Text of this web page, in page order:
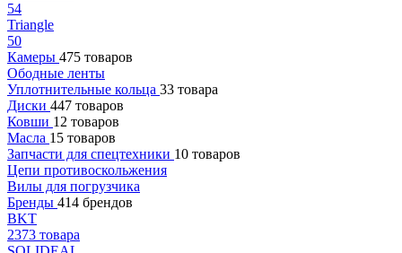
54
Triangle
50
Камеры 475 товаров
Ободные ленты
Уплотнительные кольца 33 товара
Диски 447 товаров
Ковши 12 товаров
Масла 15 товаров
Запчасти для спецтехники 10 товаров
Цепи противоскольжения
Вилы для погрузчика
Бренды 414 брендов
BKT
2373 товара